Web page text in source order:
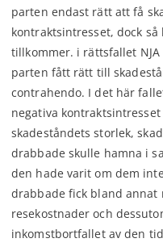
parten endast rätt att få
kontraktsintresset, dock
tillkommer. i rättsfallet
parten fått rätt till
contrahendo. I det här
negativa
skadeståndets storlek,
drabbade skulle hamna i
den hade varit om dem
drabbade fick bland
resekostnader och
inkomstbortfallet av den